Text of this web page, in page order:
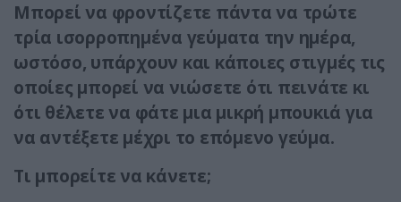
Μπορεί να φροντίζετε πάντα να τρώτε
τρία ισορροπημένα γεύματα την ημέρα,
ωστόσο, υπάρχουν και κάποιες στιγμές τις
οποίες μπορεί να νιώσετε ότι πεινάτε κι
ότι θέλετε να φάτε μια μικρή μπουκιά για
να αντέξετε μέχρι το επόμενο γεύμα.
Τι μπορείτε να κάνετε;